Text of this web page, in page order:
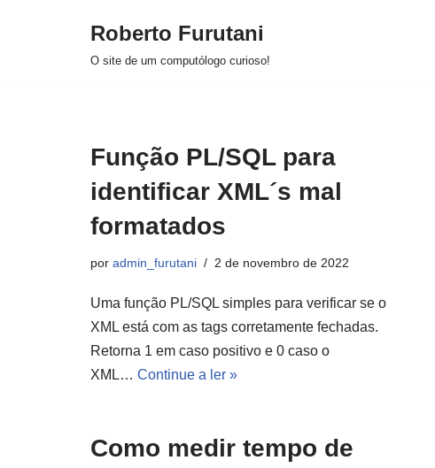
Roberto Furutani
O site de um computólogo curioso!
Função PL/SQL para
identificar XML´s mal
formatados
por admin_furutani 2 de novembro de 2022
Uma função PL/SQL simples para verificar se o
XML está com as tags corretamente fechadas.
Retorna 1 em caso positivo e 0 caso o
XML… Continue a ler »
Como medir tempo de